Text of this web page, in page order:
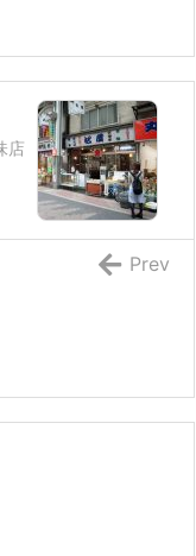
店
Prev